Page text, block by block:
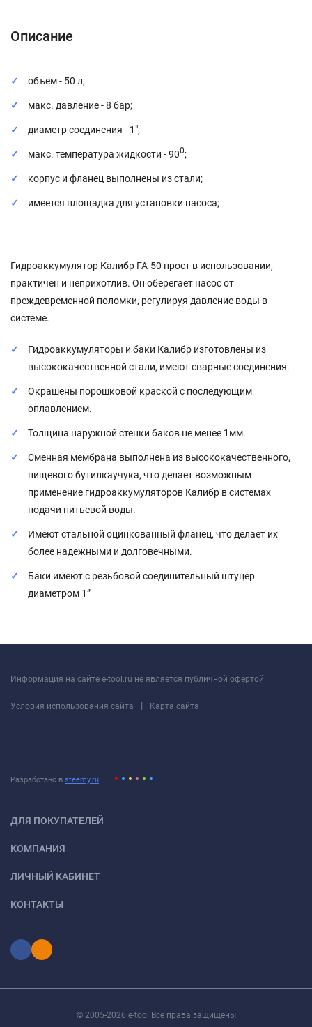
Описание
объем - 50 л;
макс. давление - 8 бар;
диаметр соединения - 1";
макс. температура жидкости - 900;
корпус и фланец выполнены из стали;
имеется площадка для установки насоса;
Гидроаккумулятор Калибр ГА-50 прост в использовании,
практичен и неприхотлив. Он оберегает насос от
преждевременной поломки, регулируя давление воды в
системе.
Гидроаккумуляторы и баки Калибр изготовлены из
высококачественной стали, имеют сварные соединения.
Окрашены порошковой краской с последующим
оплавлением.
Толщина наружной стенки баков не менее 1мм.
Сменная мембрана выполнена из высококачественного,
пищевого бутилкаучука, что делает возможным
применение гидроаккумуляторов Калибр в системах
подачи питьевой воды.
Имеют стальной оцинкованный фланец, что делает их
более надежными и долговечными.
Баки имеют с резьбовой соединительный штуцер
диаметром 1”
Информация на сайте e-tool.ru не является публичной офертой.
Условия использования сайта | Карта сайта
Разработано в steemy.ru
ДЛЯ ПОКУПАТЕЛЕЙ
КОМПАНИЯ
ЛИЧНЫЙ КАБИНЕТ
КОНТАКТЫ
© 2005-2026 e-tool Все права защищены